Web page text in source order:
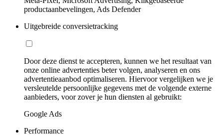
productaanbevelingen, Ads Defender
Uitgebreide conversietracking
Door deze dienst te accepteren, kunnen we het resultaat van
onze online advertenties beter volgen, analyseren en ons
advertentieaanbod optimaliseren. Hiervoor vergelijken we je
versleutelde persoonlijke gegevens met de volgende externe
aanbieders, voor zover je hun diensten al gebruikt:
Google Ads
Performance